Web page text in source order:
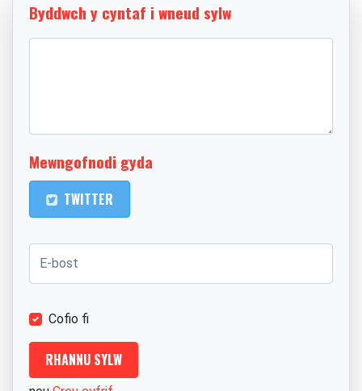
Byddwch y cyntaf i wneud sylw
Mewngofnodi gyda
TWITTER
Cofio fi